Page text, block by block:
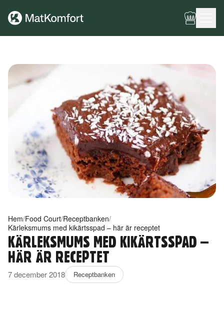
Hem/Food Court/Receptbanken/
Kärleksmums med kikärtsspad – här är receptet
KÄRLEKSMUMS MED KIKÄRTSSPAD –
HÄR ÄR RECEPTET
7 december 2018 Receptbanken